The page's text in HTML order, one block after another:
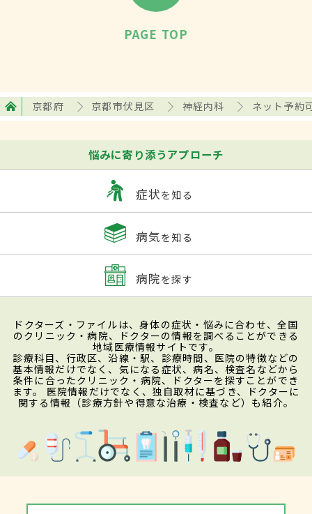
PAGE TOP
京都府 京都市伏見区 神経内科 ネット予約
悩みに寄り添うアプローチ
症状を知る
病気を知る
病院を探す
ドクターズ・ファイルは、身体の症状・悩みに合わせ、全国
のクリニック・病院、ドクターの情報を調べることができる
地域医療情報サイトです。
診療科目、行政区、沿線・駅、診療時間、医院の特徴などの
基本情報だけでなく、気になる症状、病名、検査名などから
条件に合ったクリニック・病院、ドクターを探すことができ
ます。 医院情報だけでなく、独自取材に基づき、ドクターに
関する情報（診療方針や得意な治療・検査など）も紹介。